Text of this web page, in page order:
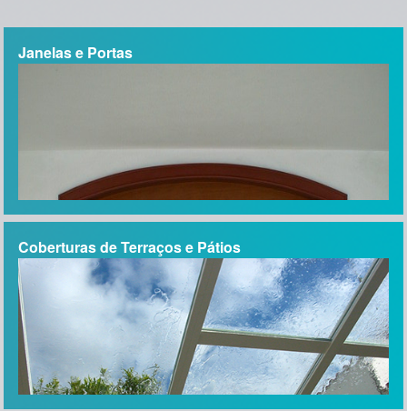
diferença, quer pela rapidez e eficácia, quer pelo cuidado
nos acabamentos e finalização, com pormenores importantes
como a reposição dos cortinados e limpeza impecáveis.
Muitos parabéns pela dedicação e profissionalismo."
Isabel Marques
"Bonjour Marco, Ci-Joint vous trouverez l'avis de virement du
solde. Merciencore pour la qualité et le sérioux de votre
travail. Cordialement. Manuel da Silva"
Janelas e Portas
Coberturas de Terraços e Pátios